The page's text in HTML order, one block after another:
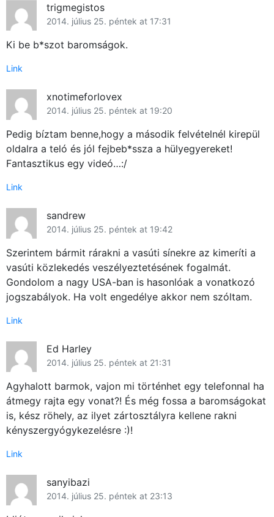
trigmegistos
2014. július 25. péntek at 17:31
Ki be b*szot baromságok.
Link
xnotimeforlovex
2014. július 25. péntek at 19:20
Pedig bíztam benne,hogy a második felvételnél kirepül
oldalra a teló és jól fejbeb*ssza a hülyegyereket!
Fantasztikus egy videó…:/
Link
sandrew
2014. július 25. péntek at 19:42
Szerintem bármit rárakni a vasúti sínekre az kimeríti a
vasúti közlekedés veszélyeztetésének fogalmát.
Gondolom a nagy USA-ban is hasonlóak a vonatkozó
jogszabályok. Ha volt engedélye akkor nem szóltam.
Link
Ed Harley
2014. július 25. péntek at 21:31
Agyhalott barmok, vajon mi történhet egy telefonnal ha
átmegy rajta egy vonat?! És még fossa a baromságokat
is, kész röhely, az ilyet zártosztályra kellene rakni
kényszergyógykezelésre :)!
Link
sanyibazi
2014. július 25. péntek at 23:13